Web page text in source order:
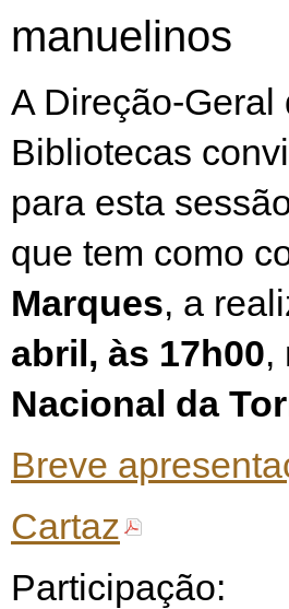
manuelinos
A Direção-Geral
Bibliotecas
para esta
que tem como
Marques, a
abril, às 17h00,
Nacional da
Breve
Cartaz
Participação: